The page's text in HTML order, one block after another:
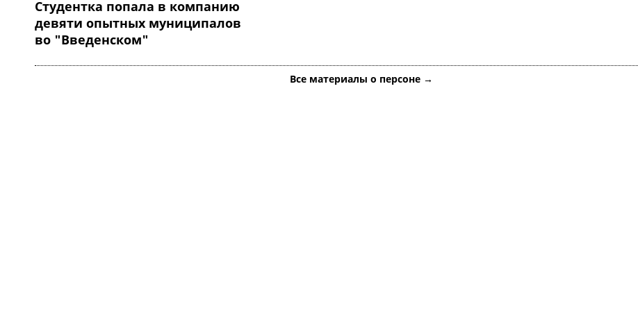
Студентка попала в компанию
девяти опытных муниципалов
во "Введенском"
Все материалы о персоне →